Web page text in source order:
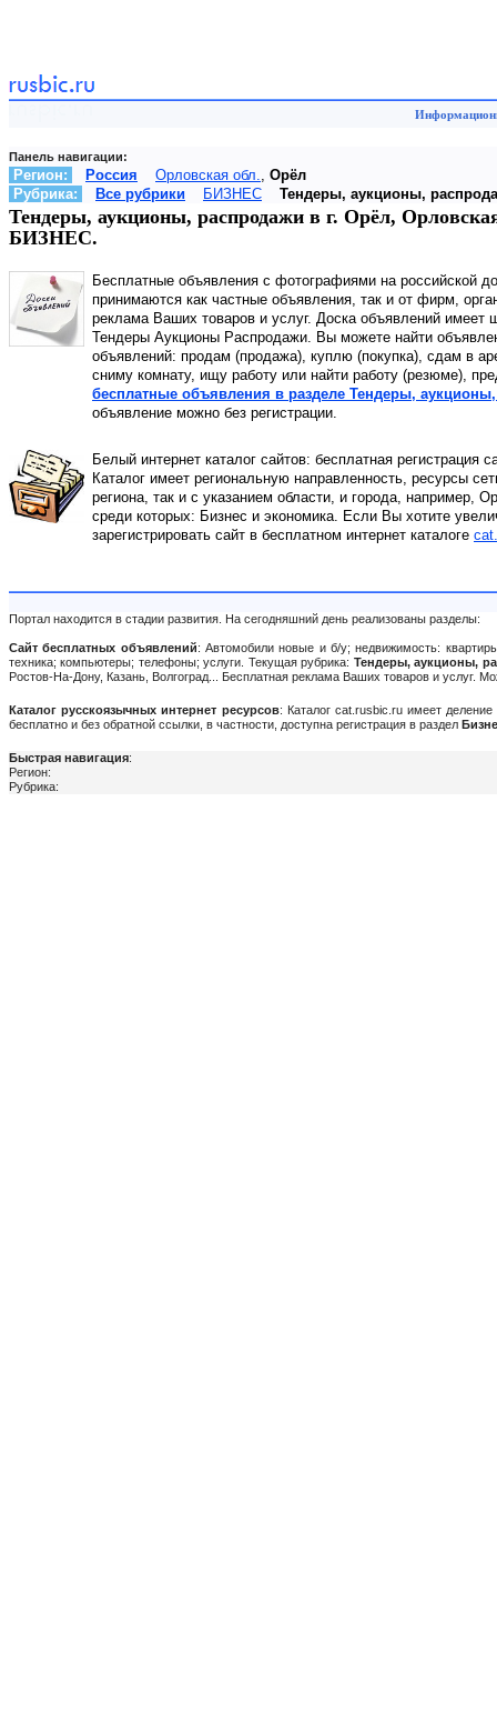
Панель навигации:
Регион: Россия Орловская обл., Орёл
Рубрика:
Все рубрики БИЗНЕС Тендеры, аукционы,
Тендеры, аукционы, распродажи в г. Орёл,
БИЗНЕС.
Бесплатные объявления с фотографиями на российской
принимаются как частные объявления, так и от фирм,
реклама Ваших товаров и услуг. Доска объявлений
Тендеры Аукционы Распродажи. Вы можете найти
объявлений: продам (продажа), куплю (покупка), сдам в
сниму комнату, ищу работу или найти работу (резюме),
бесплатные объявления в разделе Тендеры,
объявление можно без регистрации.
Белый интернет каталог сайтов: бесплатная регистрация
Каталог имеет региональную направленность, ресурсы
региона, так и с указанием области, и города, например,
среди которых: Бизнес и экономика. Если Вы хотите
зарегистрировать сайт в бесплатном интернет каталоге
Портал находится в стадии развития. На сегодняшний день реализованы разделы:
Сайт бесплатных объявлений: Автомобили новые и б/у; недвижимость:
техника; компьютеры; телефоны; услуги. Текущая рубрика: Тендеры, аукционы,
Ростов-На-Дону, Казань, Волгоград... Бесплатная реклама Ваших товаров и услуг.
Каталог русскоязычных интернет ресурсов: Каталог cat.rusbic.ru имеет
бесплатно и без обратной ссылки, в частности, доступна регистрация в раздел
Быстрая навигация:
Регион:
Рубрика: